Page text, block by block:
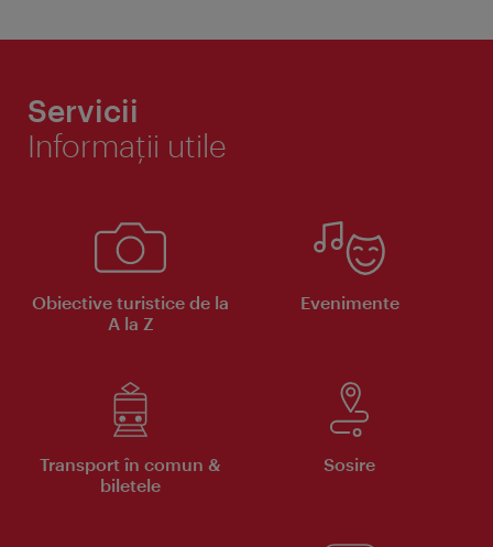
Servicii
Informaţii utile
Obiective turistice de la
A la Z
Evenimente
Transport în comun &
biletele
Sosire